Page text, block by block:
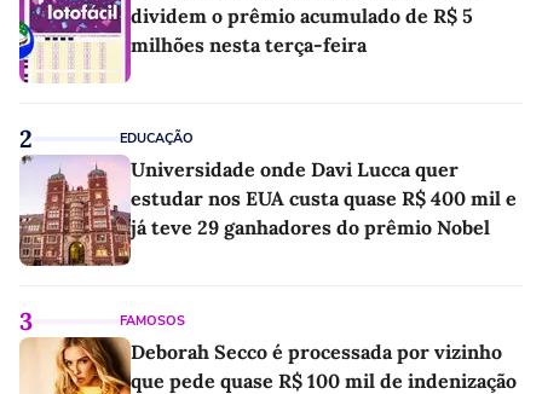
dividem o prêmio acumulado de R$ 5
milhões nesta terça-feira
2 EDUCAÇÃO
Universidade onde Davi Lucca quer
estudar nos EUA custa quase R$ 400 mil e
já teve 29 ganhadores do prêmio Nobel
3 FAMOSOS
Deborah Secco é processada por vizinho
que pede quase R$ 100 mil de indenização